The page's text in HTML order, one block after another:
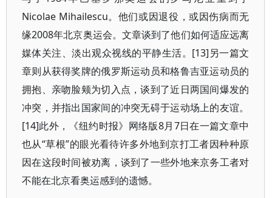
Nicolae Mihailescu。他们或因退役，或因伤病而无
缘2008年北京奥运会。文章谈到了他们如何适应远离
媒体关注、淡出观众视线的平静生活。[13]另一篇文
章则从获得奖牌的俄罗斯运动员和格鲁吉亚运动员的
拥抱、亲吻脸颊为切入点，谈到了近日两国间爆发的
冲突，并指出国家间的冲突无碍于运动场上的友谊。
[14]此外，《纽约时报》网络版8月7日在一篇文章中
也从“草根”的眼光看待许多外地到京打工者因种种原
因在这段时间被劝离，谈到了一些外地来京务工者对
不能在北京看奥运感到的遗憾。